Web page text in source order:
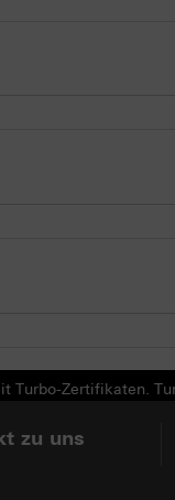
Turbo-Zertifikaten.
zu uns